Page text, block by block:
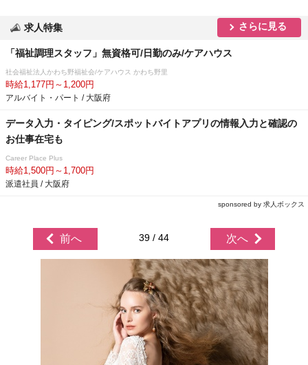
求人特集 さらに見る
「福祉調理スタッフ」無資格可/日勤のみ/ケアハウス
社会福祉法人かわち野福祉会/ケアハウス かわち野里
時給1,177円～1,200円
アルバイト・パート / 大阪府
データ入力・タイピング/スポットバイトアプリの情報入力と確認の
お仕事在宅も
Career Place Plus
時給1,500円～1,700円
派遣社員 / 大阪府
sponsored by 求人ボックス
前へ 39 / 44 次へ